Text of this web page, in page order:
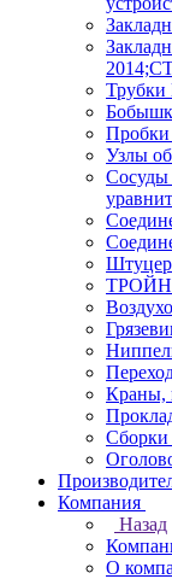
Трубки
Пробки
Узлы
Сосуды
Краны,
Сборки
Компания
Назад
О